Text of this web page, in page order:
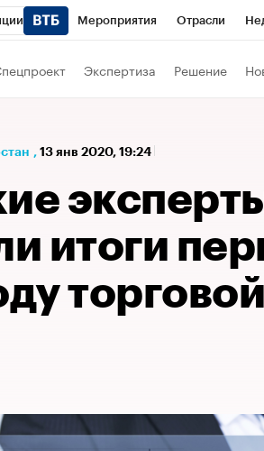
Мероприятия Отрасли
Экспертиза Решение
, 13 янв 2020, 19:24
итоги
торговой